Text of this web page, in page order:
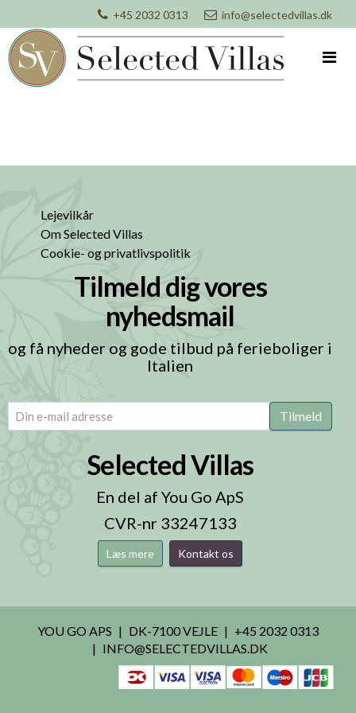
+45 2032 0313 info@selectedvillas.dk
Lejevilkår
Om Selected Villas
Cookie- og privatlivspolitik
Tilmeld dig vores
nyhedsmail
og få nyheder og gode tilbud på ferieboliger i
Italien
email (Påkrævet) Tilmeld
Selected Villas
En del af You Go ApS
CVR-nr 33247133
Læs mere Kontakt os
YOU GO APS DK-7100 VEJLE
+45 2032 0313
INFO@SELECTEDVILLAS.DK